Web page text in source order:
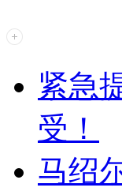
紧急
受！
马绍